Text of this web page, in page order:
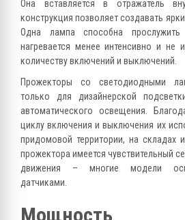
Она вставляется в отражатель
конструкция позволяет создавать
Одна лампа способна
нагревается менее интенсивно и не
количеству включений и выключений.
Прожекторы со светодиодными
только для дизайнерской
автоматического освещения.
циклу включения и выключения их
придомовой территории, на складах
прожектора имеется чувствительный
движения – многие модели
датчиками.
Мощность